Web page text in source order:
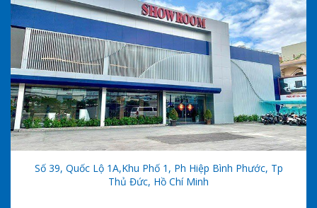
Số 39, Quốc Lộ 1A,khu Phố 1, Ph Hiệp Bình Phước, Tp
Thủ Đức, Hồ Chí Minh